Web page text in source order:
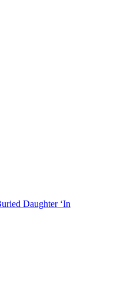
Daughter ‘In